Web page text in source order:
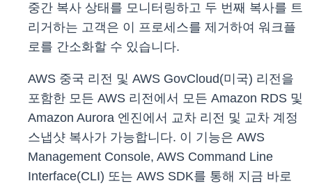
중간 복사 상태를 모니터링하고 두 번째 복사를 트
리거하는 고객은 이 프로세스를 제거하여 워크플
로를 간소화할 수 있습니다.
AWS 중국 리전 및 AWS GovCloud(미국) 리전을
포함한 모든 AWS 리전에서 모든 Amazon RDS 및
Amazon Aurora 엔진에서 교차 리전 및 교차 계정
스냅샷 복사가 가능합니다. 이 기능은 AWS
Management Console, AWS Command Line
Interface(CLI) 또는 AWS SDK를 통해 지금 바로